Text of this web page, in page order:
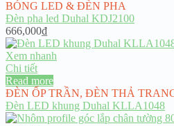
BÓNG LED & ĐÈN PHA
Đèn pha led Duhal KDJ2100
666,000₫
Xem nhanh
Chi tiết
Read more
ĐÈN ỐP TRẦN, ĐÈN THẢ
Đèn LED khung Duhal KLLA1048